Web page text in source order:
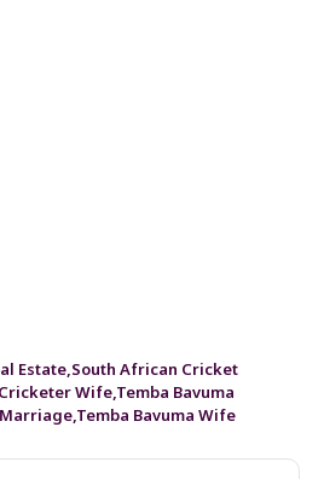
Estate,South African Cricket
Wife,Temba Bavuma
,Temba Bavuma Wife